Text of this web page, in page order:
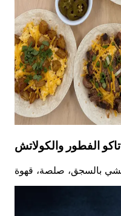
تاكو الفطور والكولاتش